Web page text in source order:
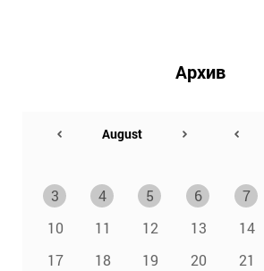
Архив
3
4 5 6 7
10
11 12 13 14
17
18 19 20 21